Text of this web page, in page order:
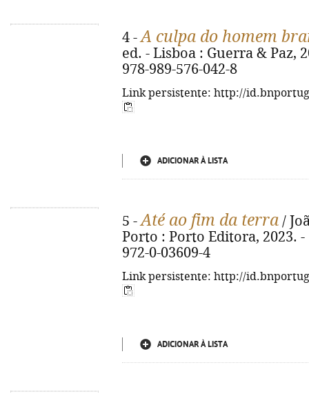
4 -A culpa do homem
ed. - Lisboa : Guerra & Paz,
978-989-576-042-8
Link persistente: http://
ADICIONAR À LISTA
5 -Até ao fim da terra /
Porto : Porto Editora, 2023. -
972-0-03609-4
Link persistente: http://
ADICIONAR À LISTA